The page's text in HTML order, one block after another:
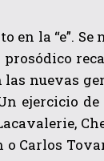
en la “e”.
nuevas
ejercicio
o Carlos